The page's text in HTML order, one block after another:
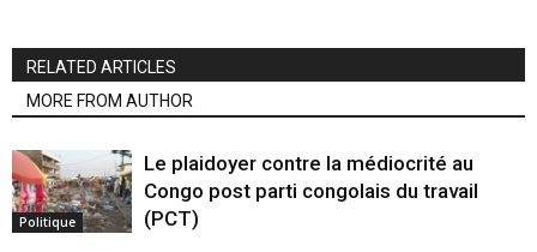
RELATED ARTICLES
MORE FROM AUTHOR
Politique
Le plaidoyer contre la médiocrité au
Congo post parti congolais du travail
(PCT)